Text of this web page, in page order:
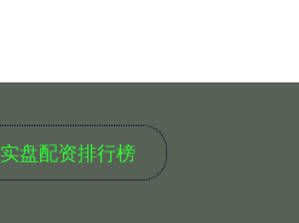
实盘配资排行榜